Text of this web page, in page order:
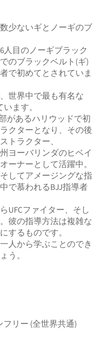
少ないギとノーギのブ
目のノーギブラック
のブラックベルト(ギ)
で初めてとされていま
世界中で最も有名な
ます。
があるハリウッドで初
クターとなり、その後
トラクター、
ヨーバリンダのヒベイ
ーナーとして活躍中。
してアメージングな指
で慕われるBJJ指導者
UFCファイター、そし
彼の指導方法は複雑な
するものです。
人から学ぶことのでき
う。
リー (全世界共通)